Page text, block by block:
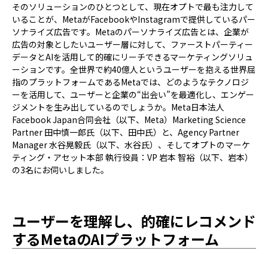
そのソリューションのひとつとして、現在オプトで最も注力して
いることが、MetaがFacebookやInstagramで提供しているパー
ソナライズ広告です。Metaのパーソナライズ広告とは、企業が
広告の対象としたいユーザー層に対して、ファーストパーティー
データとAIを活用して的確にリーチできるマーケティングソリュ
ーションです。全世界で約40億人というユーザーを抱える世界屈
指のプラットフォームであるMetaでは、どのようなテクノロジ
ーを活用して、ユーザーと企業の“出会い”を最適化し、エンゲー
ジメントを生み出しているのでしょうか。Meta日本法人
Facebook Japan合同会社（以下、Meta）Marketing Science
Partner 田中慎一郎氏（以下、田中氏）と、Agency Partner
Manager 水谷晃毅氏（以下、水谷氏）、そしてオプトのマーケ
ティング・アセット本部 執行役員：VP 岩本 智裕（以下、岩本）
の3名にお伺いしました。
ユーザーを理解し、的確にレコメンド
するMetaのAIプラットフォーム